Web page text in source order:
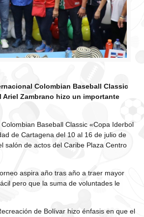
Colombian Baseball Classic
Ariel Zambrano hizo un importante
Baseball Classic «Copa Iderbol
de Cartagena del 10 al 16 de julio de
salón de actos del Caribe Plaza Centro
aspira año tras año a traer mayor
pero que la suma de voluntades le
de Bolívar hizo énfasis en que el